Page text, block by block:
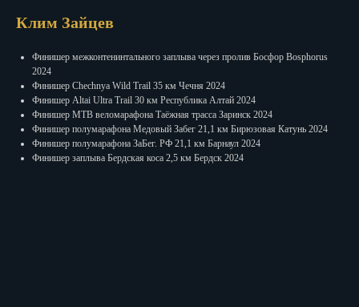
Клим Зайцев
Финишер межконтенинтального заплыва через пролив Босфор Bosphorus
2024
Финишер Chechnya Wild Trail 35 км Чечня 2024
Финишер Altai Ultra Trail 30 км Республика Алтай 2024
Финишер МTB веломарафона Таёжная трасса Заринск 2024
Финишер полумарафона Медовый Забег 21,1 км Бирюзовая Катунь 2024
Финишер полумарафона ЗаБег. РФ 21,1 км Барнаул 2024
Финишер заплыва Бердская коса 2,5 км Бердск 2024